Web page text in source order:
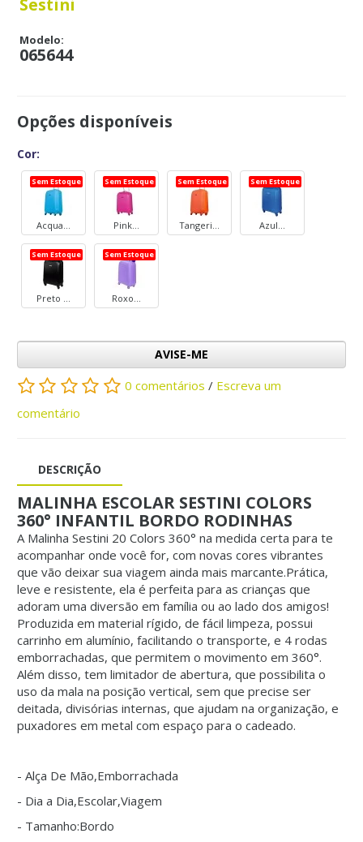
Sestini
Modelo:
065644
Opções disponíveis
Cor:
Sem Estoque
Acqua...
Sem Estoque
Pink...
Sem Estoque
Tangeri...
Sem Estoque
Azul...
Sem Estoque
Preto ...
Sem Estoque
Roxo...
AVISE-ME
0 comentários / Escreva um
comentário
DESCRIÇÃO
MALINHA ESCOLAR SESTINI COLORS
360° INFANTIL BORDO RODINHAS
A Malinha Sestini 20 Colors 360° na medida certa para te
acompanhar onde você for, com novas cores vibrantes
que vão deixar sua viagem ainda mais marcante.Prática,
leve e resistente, ela é perfeita para as crianças que
adoram uma diversão em família ou ao lado dos amigos!
Produzida em material rígido, de fácil limpeza, possui
carrinho em alumínio, facilitando o transporte, e 4 rodas
emborrachadas, que permitem o movimento em 360°.
Além disso, tem limitador de abertura, que possibilita o
uso da mala na posição vertical, sem que precise ser
deitada, divisórias internas, que ajudam na organização, e
puxadores em metal com espaço para o cadeado.
- Alça De Mão,Emborrachada
- Dia a Dia,Escolar,Viagem
- Tamanho:Bordo